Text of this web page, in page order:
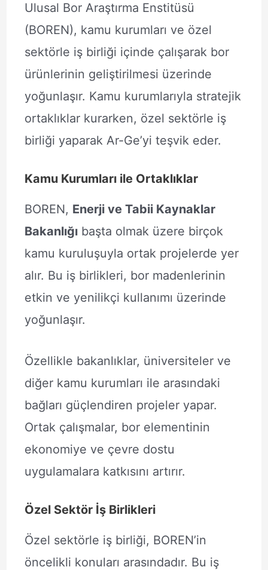
Ulusal Bor Araştırma Enstitüsü
(BOREN), kamu kurumları ve özel
sektörle iş birliği içinde çalışarak bor
ürünlerinin geliştirilmesi üzerinde
yoğunlaşır. Kamu kurumlarıyla stratejik
ortaklıklar kurarken, özel sektörle iş
birliği yaparak Ar-Ge’yi teşvik eder.
Kamu Kurumları ile Ortaklıklar
BOREN, Enerji ve Tabii Kaynaklar
Bakanlığıbaşta olmak üzere birçok
kamu kuruluşuyla ortak projelerde yer
alır. Bu iş birlikleri, bor madenlerinin
etkin ve yenilikçi kullanımı üzerinde
yoğunlaşır.
Özellikle bakanlıklar, üniversiteler ve
diğer kamu kurumları ile arasındaki
bağları güçlendiren projeler yapar.
Ortak çalışmalar, bor elementinin
ekonomiye ve çevre dostu
uygulamalara katkısını artırır.
Özel Sektör İş Birlikleri
Özel sektörle iş birliği, BOREN’in
öncelikli konuları arasındadır. Bu iş